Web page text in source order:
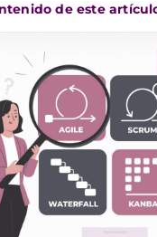
de este